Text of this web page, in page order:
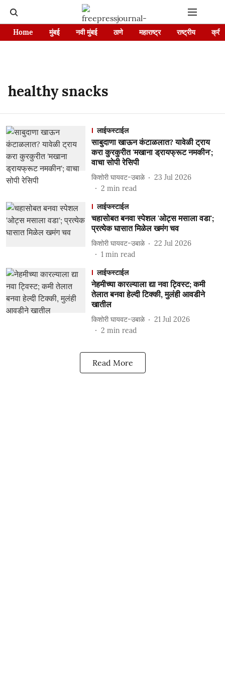
Home मुंबई नवी मुंबई ठाणे महाराष्ट्र राष्ट्रीय
healthy snacks
लाईफस्टाईल
साबुदाणा खाऊन कंटाळलात? यावेळी ट्राय
करा कुरकुरीत 'मखाना ड्रायफ्रूट नमकीन';
वाचा सोपी रेसिपी
किशोरी घायवट-उबाळे
23 Jul 2026
2 min read
लाईफस्टाईल
चहासोबत बनवा स्पेशल 'ओट्स मसाला वडा';
प्रत्येक घासात मिळेल खमंग चव
किशोरी घायवट-उबाळे
22 Jul 2026
1 min read
लाईफस्टाईल
नेहमीच्या कारल्याला द्या नवा ट्विस्ट; कमी
तेलात बनवा हेल्दी टिक्की, मुलंही आवडीने
खातील
किशोरी घायवट-उबाळे
21 Jul 2026
2 min read
Read More